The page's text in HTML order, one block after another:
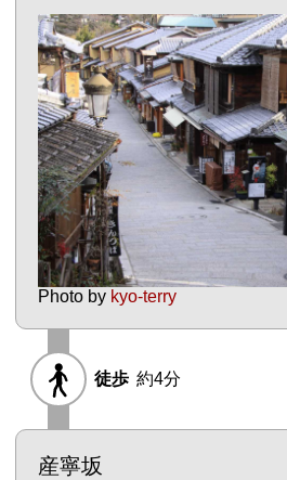
Photo by kyo-terry
徒歩 約4分
産寧坂